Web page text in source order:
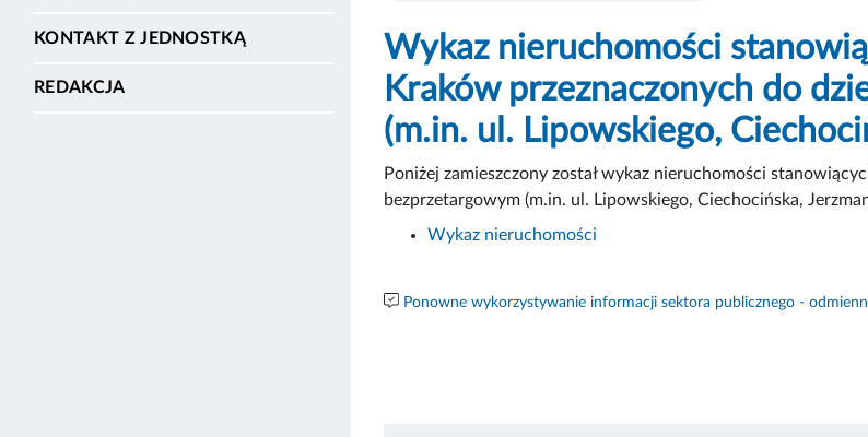
KONTAKT Z JEDNOSTKĄ
REDAKCJA
Wykaz nieruchomości
Kraków przeznaczonych do
(m.in. ul. Lipowskiego,
Poniżej zamieszczony został wykaz nieruchomości
bezprzetargowym (m.in. ul. Lipowskiego, Ciechocińska,
Wykaz nieruchomości
Ponowne wykorzystywanie informacji sektora publicznego -